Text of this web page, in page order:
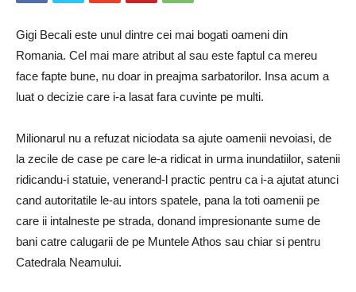
Gigi Becali este unul dintre cei mai bogati oameni din
Romania. Cel mai mare atribut al sau este faptul ca mereu
face fapte bune, nu doar in preajma sarbatorilor. Insa acum a
luat o decizie care i-a lasat fara cuvinte pe multi.
Milionarul nu a refuzat niciodata sa ajute oamenii nevoiasi, de
la zecile de case pe care le-a ridicat in urma inundatiilor, satenii
ridicandu-i statuie, venerand-l practic pentru ca i-a ajutat atunci
cand autoritatile le-au intors spatele, pana la toti oamenii pe
care ii intalneste pe strada, donand impresionante sume de
bani catre calugarii de pe Muntele Athos sau chiar si pentru
Catedrala Neamului.